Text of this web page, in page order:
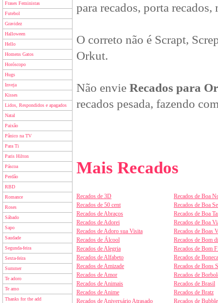
Frases Feministas
Futebol
Gravidez
Halloween
Hello
Homens Gatos
Horóscopo
Hugs
Inveja
Kisses
Lidos, Respondidos e apagados
Natal
Paixão
Pânico na TV
Para Ti
Paris Hilton
Páscoa
Perdão
RBD
Romance
Roses
Sábado
Sapo
Saudade
Segunda-feira
Sexta-feira
Summer
Te adoro
Te amo
Thanks for the add
para recados, porta
O correto não é Scrapt,
Orkut.
Não envie Recados para
recados pesada, fazendo
Mais Recados
Recados de 3D
Recados de 50 cent
Recados de Abraços
Recados de Adorei
Recados de Adoro sua Visita
Recados de Álcool
Recados de Alegria
Recados de Alfabeto
Recados de Amizade
Recados de Amor
Recados de Animais
Recados de Anime
Recados de Aniversário Atrasado
Recados de Boa
Recados de Boa
Recados de Boa
Recados de Boa
Recados de Boas
Recados de Bom
Recados de Bom
Recados de
Recados de Bons
Recados de
Recados de Brasil
Recados de Bratz
Recados de